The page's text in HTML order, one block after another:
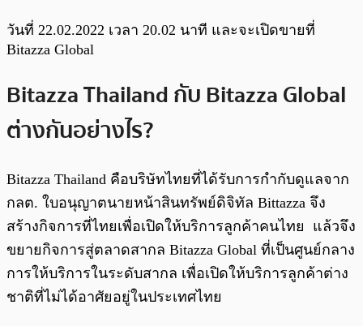
วันที่ 22.02.2022 เวลา 20.02 นาที และจะเปิดขายที่
Bitazza Global
Bitazza Thailand กับ Bitazza Global
ต่างกันอย่างไร?
Bitazza Thailand คือบริษัทไทยที่ได้รับการกำกับดูแลจาก
กลต. ใบอนุญาตนายหน้าสินทรัพย์ดิจิทัล Bittazza จึง
สร้างกิจการที่ไทยเพื่อเปิดให้บริการลูกค้าคนไทย แล้วจึง
ขยายกิจการสู่ตลาดสากล Bitazza Global ที่เป็นศูนย์กลาง
การให้บริการในระดับสากล เพื่อเปิดให้บริการลูกค้าต่าง
ชาติที่ไม่ได้อาศัยอยู่ในประเทศไทย